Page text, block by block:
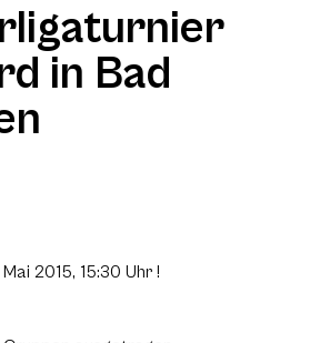
in Bad
2015, 15:30 Uhr !